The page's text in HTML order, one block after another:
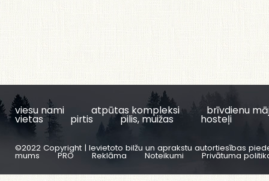
viesu nami atpūtas kompleksi brīvdienu
vietas pirtis pilis, muižas hosteļi
©2022 Copyright | Ievietoto bilžu un aprakstu autortiesības
mums PRO Reklāma Noteikumi Privātuma